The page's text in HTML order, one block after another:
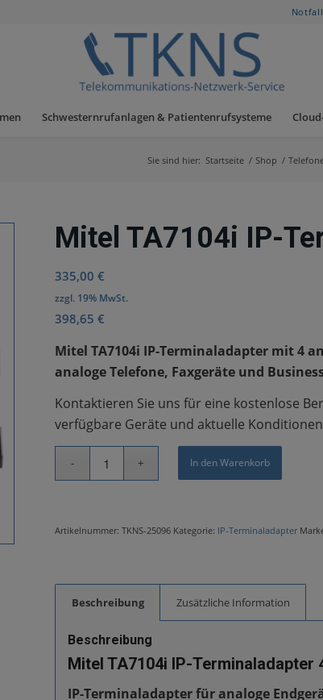
Schwesternrufanlagen & Patientenrufsysteme
Sie sind hier: Startseite / Shop /
Mitel TA7104i IP-
335,00€
zzgl. 19% MwSt.
398,65€
Mitel TA7104i IP-Terminaladapter mit 4
analoge Telefone, Faxgeräte und
Kontaktieren Sie uns für eine kostenlose
verfügbare Geräte und aktuelle
In den Warenkorb
Artikelnummer:TKNS-25096 Kategorie: IP-Terminaladapter
Beschreibung Zusätzliche Information
Beschreibung
Mitel TA7104i IP-Terminaladapter
IP-Terminaladapter für analoge